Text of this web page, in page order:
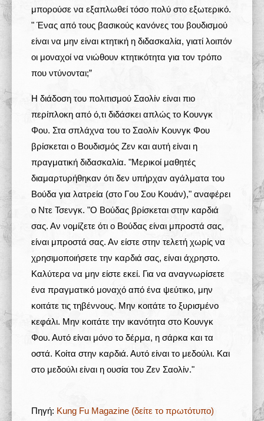
μπορούσε να εξαπλωθεί τόσο πολύ στο εξωτερικό.
" Ένας από τους βασικούς κανόνες του βουδισμού
είναι να μην είναι κτητική η διδασκαλία, γιατί λοιπόν
οι μοναχοί να νιώθουν κτητικότητα για τον τρόπο
που ντύνονται;”
Η διάδοση του πολιτισμού Σαολίν είναι πιο
περίπλοκη από ό,τι διδάσκει απλώς το Κουνγκ
Φου. Στα σπλάχνα του το Σαολίν Κουνγκ Φου
βρίσκεται ο Βουδισμός Ζεν και αυτή είναι η
πραγματική διδασκαλία. "Μερικοί μαθητές
διαμαρτυρήθηκαν ότι δεν υπήρχαν αγάλματα του
Βούδα για λατρεία (στο Γου Σου Κουάν)," αναφέρει
ο Ντε Τσενγκ. "Ο Βούδας βρίσκεται στην καρδιά
σας. Αν νομίζετε ότι ο Βούδας είναι μπροστά σας,
είναι μπροστά σας. Αν είστε στην τελετή χωρίς να
χρησιμοποιήσετε την καρδιά σας, είναι άχρηστο.
Καλύτερα να μην είστε εκεί. Για να αναγνωρίσετε
ένα πραγματικό μοναχό από ένα ψεύτικο, μην
κοιτάτε τις τηβέννους. Μην κοιτάτε το ξυρισμένο
κεφάλι. Μην κοιτάτε την ικανότητα στο Κουνγκ
Φου. Αυτό είναι μόνο το δέρμα, η σάρκα και τα
οστά. Κοίτα στην καρδιά. Αυτό είναι το μεδούλι. Και
στο μεδούλι είναι η ουσία του Ζεν Σαολίν."
Πηγή: Κung Fu Magazine (δείτε το πρωτότυπο)